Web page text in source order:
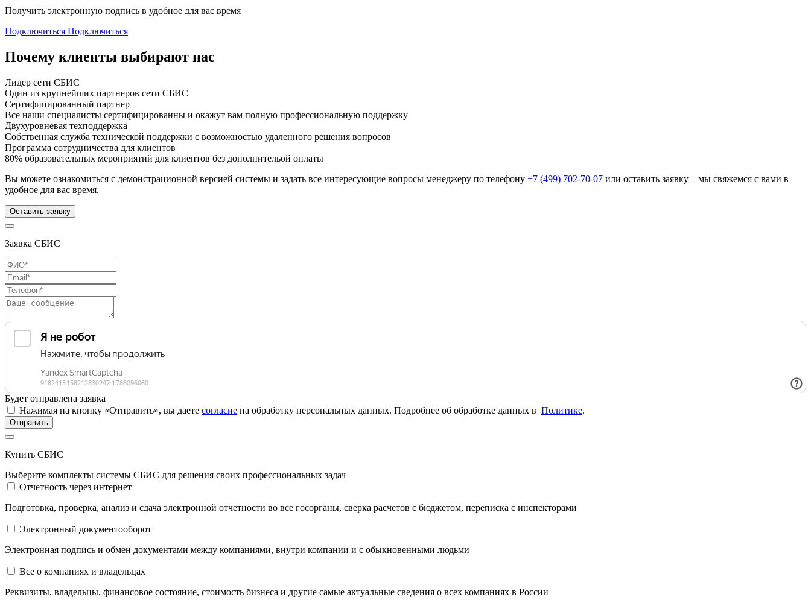
Получить электронную подпись в удобное для вас время
Подключиться Подключиться
Почему клиенты выбирают нас
Лидер сети СБИС
Один из крупнейших партнеров сети СБИС
Сертифицированный партнер
Все наши специалисты сертифицированны и окажут вам полную профессиональную поддержку
Двухуровневая техподдержка
Собственная служба технической поддержки с возможностью удаленного решения вопросов
Программа сотрудничества для клиентов
80% образовательных мероприятий для клиентов без дополнительой оплаты
Вы можете ознакомиться с демонстрационной версией системы и задать все интересующие вопросы менеджеру по телефону +7 (499) 702-70-07 или оставить заявку – мы свяжемся с вами в
удобное для вас время.
Оставить заявку
Заявка СБИС
Будет отправлена заявка
Нажимая на кнопку «Отправить», вы даете согласие на обработку персональных данных. Подробнее об обработке данных в Политике.
Отправить
Купить СБИС
Выберите комплекты системы СБИС для решения своих профессиональных задач
Отчетность через интернет
Подготовка, проверка, анализ и сдача электронной отчетности во все госорганы, сверка расчетов с бюджетом, переписка с инспекторами
Электронный документооборот
Электронная подпись и обмен документами между компаниями, внутри компании и c обыкновенными людьми
Все о компаниях и владельцах
Реквизиты, владельцы, финансовое состояние, стоимость бизнеса и другие самые актуальные сведения о всех компаниях в России